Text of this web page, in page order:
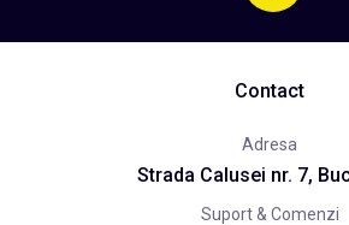
Contact
Adresa
Strada Calusei nr. 7,
Suport & Comenzi